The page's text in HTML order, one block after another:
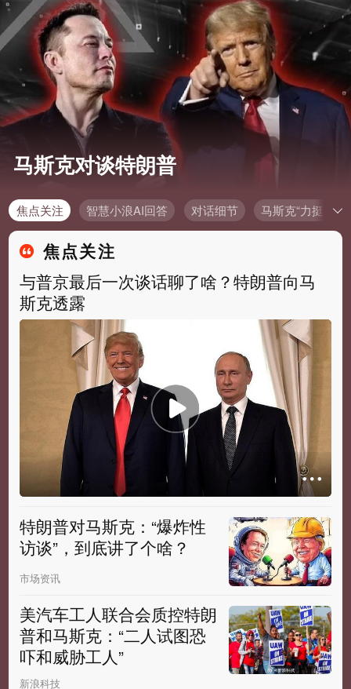
马斯克对谈特朗普
焦点关注 智慧小浪AI回答 对话细节 马斯克“力挺”特
焦点关注
与普京最后一次谈话聊了啥？特朗普向马
斯克透露
特朗普对马斯克：“爆炸性
访谈”，到底讲了个啥？
市场资讯
美汽车工人联合会质控特朗
普和马斯克：“二人试图恐
吓和威胁工人”
新浪科技